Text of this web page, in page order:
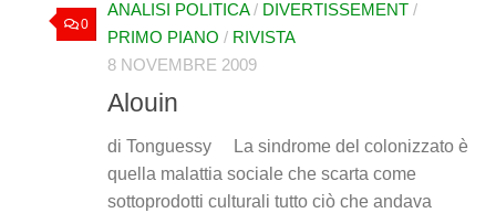
0
ANALISI POLITICA/ DIVERTISSEMENT /
PRIMO PIANO / RIVISTA
8 NOVEMBRE 2009
Alouin
di Tonguessy La sindrome del colonizzato è
quella malattia sociale che scarta come
sottoprodotti culturali tutto ciò che andava